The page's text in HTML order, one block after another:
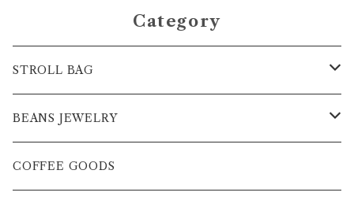
Category
STROLL BAG
BAG
POCKET単品
BEANS JEWELRY
NECKLESS
COFFEE GOODS